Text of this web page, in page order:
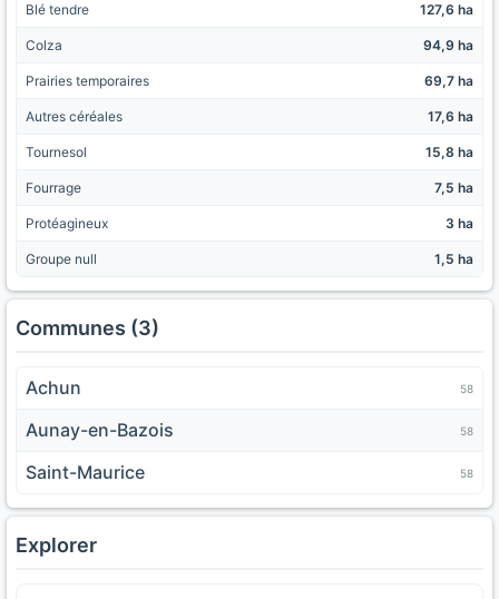
Blé tendre 127,6 ha
Colza 94,9 ha
Prairies temporaires 69,7 ha
Autres céréales 17,6 ha
Tournesol 15,8 ha
Fourrage 7,5 ha
Protéagineux 3 ha
Groupe null 1,5 ha
Communes (3)
Achun 58
Aunay-en-Bazois 58
Saint-Maurice 58
Explorer